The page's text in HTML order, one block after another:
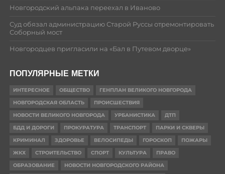
Новгородский альпака переехал в Иваново
Суд обязал администрацию Старой Руссы отремонтировать
Соборный мост
Новгородцев пригласили на «Бал в Путевом дворце»
ПОПУЛЯРНЫЕ МЕТКИ
ИНТЕРЕСНОЕ ОБЩЕСТВО
ГЕНПЛАН ВЕЛИКОГО НОВГОРОДА
НОВГОРОДСКАЯ ОБЛАСТЬ
ПРОИСШЕСТВИЯ
НОВОСТИ ВЕЛИКОГО НОВГОРОДА
УРБАНИСТИКА
ДТП
БДД И ДОРОГИ
ПРОКУРАТУРА ТРАНСПОРТ
ПАРКИ И СКВЕРЫ
КРИМИНАЛ
ЗДОРОВЬЕ ВЕЛОСИПЕДЫ ГОРОСКОП
ПОЖАРЫ
ЖКХ
СТРОИТЕЛЬСТВО СПОРТ КУЛЬТУРА
ПРАВО
ОБРАЗОВАНИЕ
НОВОСТИ НОВГОРОДСКОГО РАЙОНА